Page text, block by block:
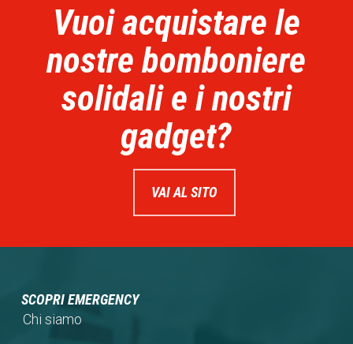
Vuoi acquistare le
nostre bomboniere
solidali e i nostri
gadget?
VAI AL SITO
SCOPRI EMERGENCY
Chi siamo